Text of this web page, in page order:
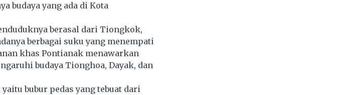
budaya yang ada di Kota
berasal dari Tiongkok,
berbagai suku yang menempati
khas Pontianak menawarkan
budaya Tionghoa, Dayak, dan
yaitu bubur pedas yang tebuat dari